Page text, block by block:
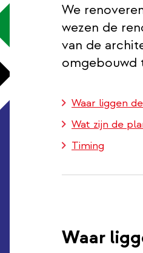
We
wezen de
van de
omgebouwd
Waar liggen
Wat zijn de
Timing
Waar